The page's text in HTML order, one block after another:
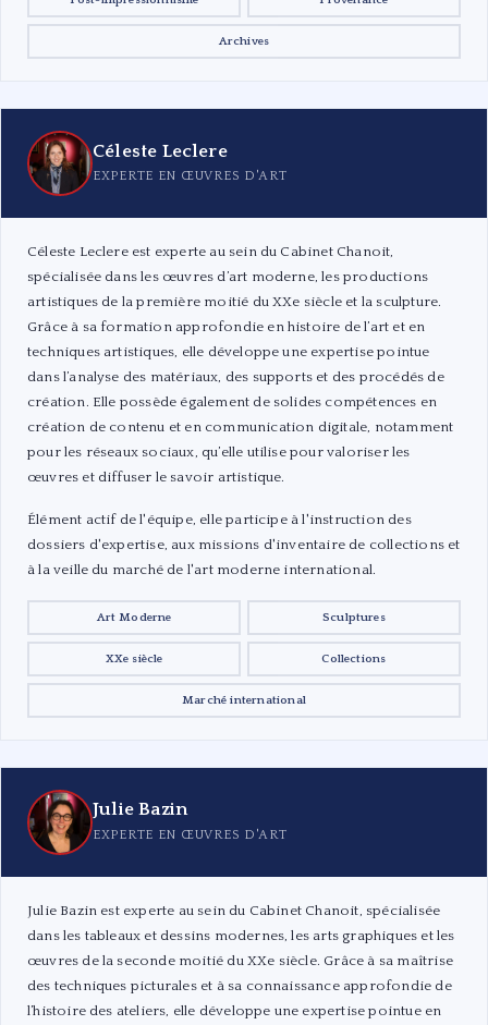
Archives
Céleste Leclere
EXPERTE EN ŒUVRES D'ART
Céleste Leclere est experte au sein du Cabinet Chanoit,
spécialisée dans les œuvres d’art moderne, les productions
artistiques de la première moitié du XXe siècle et la sculpture.
Grâce à sa formation approfondie en histoire de l’art et en
techniques artistiques, elle développe une expertise pointue
dans l’analyse des matériaux, des supports et des procédés de
création. Elle possède également de solides compétences en
création de contenu et en communication digitale, notamment
pour les réseaux sociaux, qu’elle utilise pour valoriser les
œuvres et diffuser le savoir artistique.
Élément actif de l'équipe, elle participe à l'instruction des
dossiers d'expertise, aux missions d'inventaire de collections et
à la veille du marché de l'art moderne international.
Art Moderne Sculptures
XXe siècle Collections
Marché international
Julie Bazin
EXPERTE EN ŒUVRES D'ART
Julie Bazin est experte au sein du Cabinet Chanoit, spécialisée
dans les tableaux et dessins modernes, les arts graphiques et les
œuvres de la seconde moitié du XXe siècle. Grâce à sa maîtrise
des techniques picturales et à sa connaissance approfondie de
l’histoire des ateliers, elle développe une expertise pointue en